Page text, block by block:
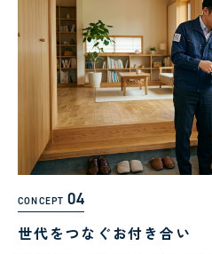
CONCEPT 04
世代をつなぐお付き合い